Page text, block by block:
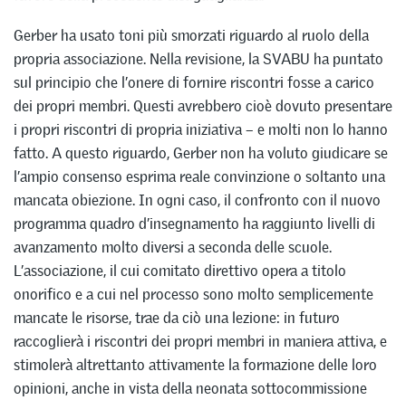
Gerber ha usato toni più smorzati riguardo al ruolo della
propria associazione. Nella revisione, la SVABU ha puntato
sul principio che l’onere di fornire riscontri fosse a carico
dei propri membri. Questi avrebbero cioè dovuto presentare
i propri riscontri di propria iniziativa – e molti non lo hanno
fatto. A questo riguardo, Gerber non ha voluto giudicare se
l’ampio consenso esprima reale convinzione o soltanto una
mancata obiezione. In ogni caso, il confronto con il nuovo
programma quadro d’insegnamento ha raggiunto livelli di
avanzamento molto diversi a seconda delle scuole.
L’associazione, il cui comitato direttivo opera a titolo
onorifico e a cui nel processo sono molto semplicemente
mancate le risorse, trae da ciò una lezione: in futuro
raccoglierà i riscontri dei propri membri in maniera attiva, e
stimolerà altrettanto attivamente la formazione delle loro
opinioni, anche in vista della neonata sottocommissione